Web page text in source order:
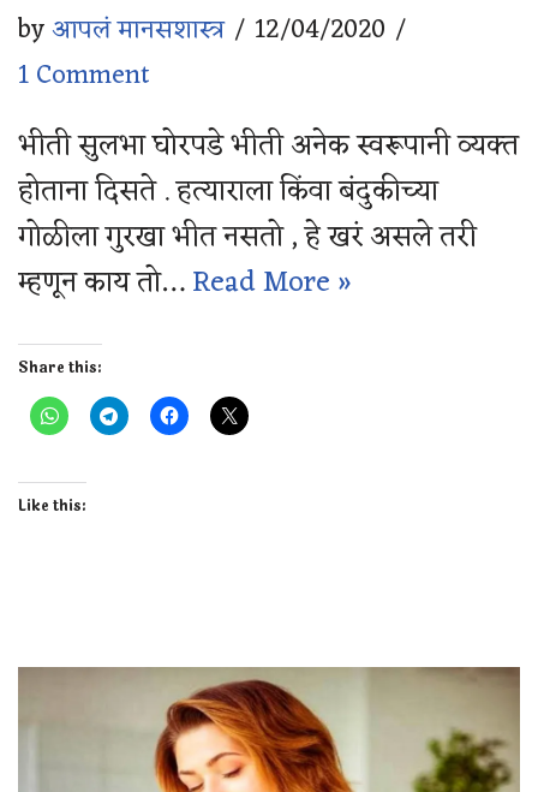
byआपलं मानसशास्त्र
12/04/2020
1 Comment
भीती सुलभा घोरपडे भीती अनेक स्वरूपानी व्यक्त
होताना दिसते . हत्याराला किंवा बंदुकीच्या
गोळीला गुरखा भीत नसतो , हे खरं असले तरी
म्हणून काय तो…Read More »
Share this:
Like this: